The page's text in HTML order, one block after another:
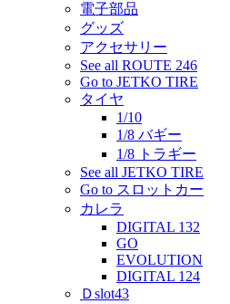
電子部品
グッズ
アクセサリー
See all ROUTE 246
Go to JETKO TIRE
タイヤ
1/10
1/8 バギー
1/8 トラギー
See all JETKO TIRE
Go to スロットカー
カレラ
DIGITAL 132
GO
EVOLUTION
DIGITAL 124
Ｄslot43